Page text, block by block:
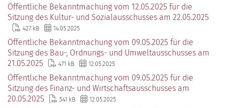
Öffentliche Bekanntmachung vom 12.05.2025 für die
Sitzung des Kultur- und Sozialausschusses am 22.05.2025
427 kB 14.05.2025
Öffentliche Bekanntmachung vom 09.05.2025 für die
Sitzung des Bau-, Ordnungs- und Umweltausschusses am
21.05.2025
471 kB 12.05.2025
Öffentliche Bekanntmachung vom 09.05.2025 für die
Sitzung des Finanz- und Wirtschaftsausschusses am
20.05.2025
541 kB 12.05.2025